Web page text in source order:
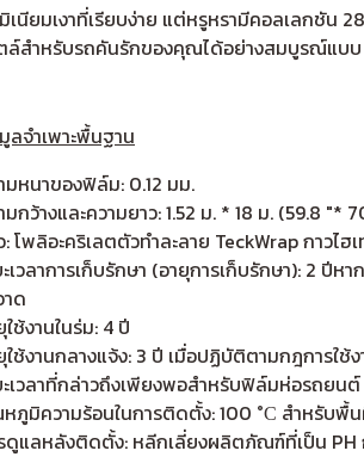
เนียมเงาที่เรียบง่าย แต่หรูหรามีคอลเลกชัน
ล์สำหรับรถคันรักของคุณได้อย่างสมบูรณ์แบ
ลจำเพาะพื้นฐาน
มหนาของฟิล์ม: 0.12 มม.
มกว้างและความยาว: 1.52 ม. * 18 ม. (59.8
: โพลิอะคริเลตตัวทำละลาย TeckWrap กาว
ะเวลาการเก็บรักษา (อายุการเก็บรักษา): 2
าด
ใช้งานในร่ม: 4 ปี
ใช้งานกลางแจ้ง: 3 ปี เมื่อปฏิบัติตามกฎการใช้ง
ะเวลาที่กล่าวถึงเพียงพอสำหรับฟิล์มห่อรถยนต์
ภูมิความร้อนในการติดตั้ง: 100 °С สำหรับพื้น
ดูแลหลังติดตั้ง: หลีกเลี่ยงผลิตภัณฑ์ที่เป็น PH